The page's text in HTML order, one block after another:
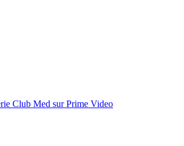
Club Med sur Prime Video